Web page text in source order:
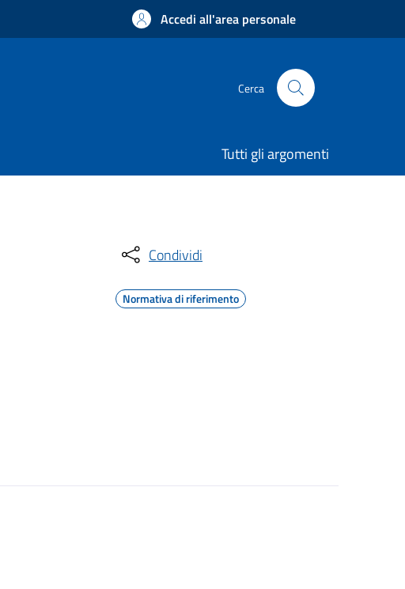
Accedi all'area personale
Cerca
Tutti gli argomenti
Condividi
Normativa di riferimento